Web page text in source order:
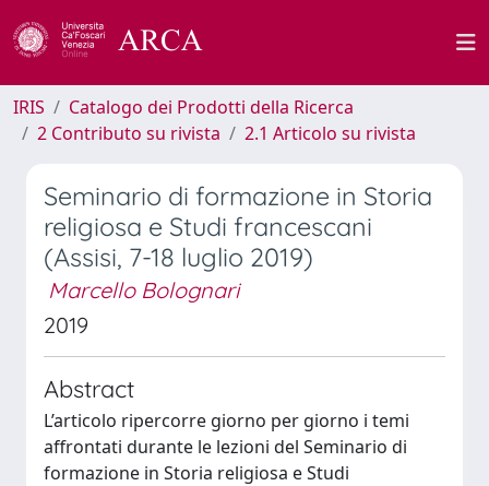
IRIS
Catalogo dei Prodotti della Ricerca
2 Contributo su rivista
2.1 Articolo su rivista
Seminario di formazione in Storia
religiosa e Studi francescani
(Assisi, 7-18 luglio 2019)
Marcello Bolognari
2019
Abstract
L’articolo ripercorre giorno per giorno i temi
affrontati durante le lezioni del Seminario di
formazione in Storia religiosa e Studi